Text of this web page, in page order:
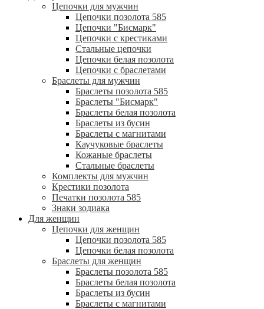
Цепочки для мужчин
Цепочки позолота 585
Цепочки "Бисмарк"
Цепочки с крестиками
Стальные цепочки
Цепочки белая позолота
Цепочки с браслетами
Браслеты для мужчин
Браслеты позолота 585
Браслеты "Бисмарк"
Браслеты белая позолота
Браслеты из бусин
Браслеты с магнитами
Каучуковые браслеты
Кожаные браслеты
Стальные браслеты
Комплекты для мужчин
Крестики позолота
Печатки позолота 585
Знаки зодиака
Для женщин
Цепочки для женщин
Цепочки позолота 585
Цепочки белая позолота
Браслеты для женщин
Браслеты позолота 585
Браслеты белая позолота
Браслеты из бусин
Браслеты с магнитами